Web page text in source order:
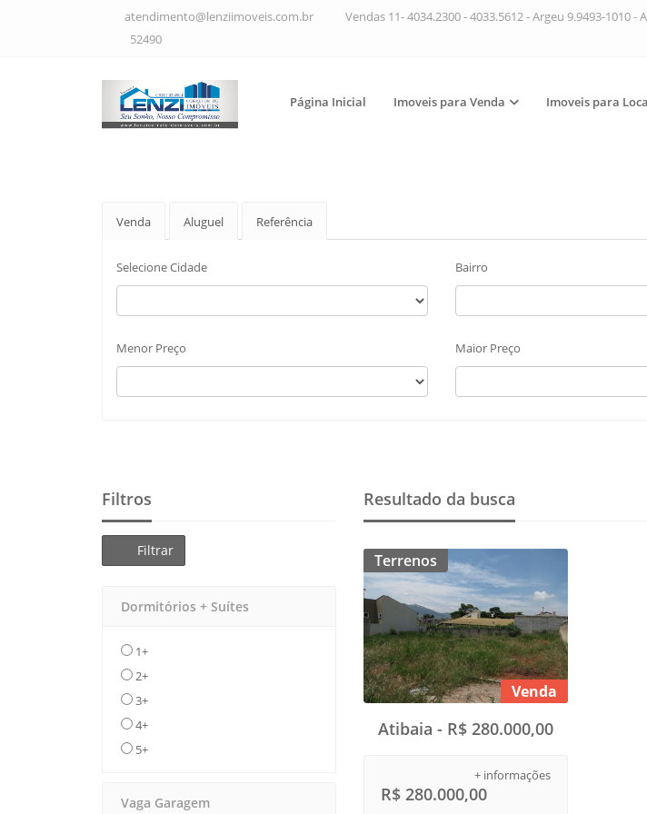
atendimento@lenziimoveis.com.br Vendas 11- 4034.2300 - 4033.5612 - Argeu 9.9493-1010
52490
Página Inicial Imoveis para Venda Imoveis para
Venda Aluguel Referência
Selecione Cidade Bairro
Menor Preço Maior Preço
Filtros
Filtrar
Dormitórios + Suítes
1+
2+
3+
4+
5+
Vaga Garagem
Resultado da busca
Terrenos
Venda
Atibaia - R$ 280.000,00
+ informações
R$ 280.000,00